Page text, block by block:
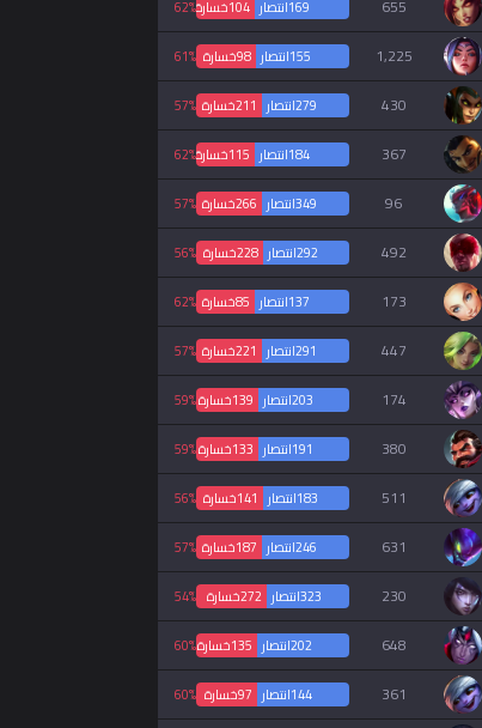
655
169انتصار 104خسارة62%
1,225
155انتصار 98خسارة 61%
430
279انتصار 211خسارة 57%
367
184انتصار 115خسارة62%
96
349انتصار 266خسارة 57%
492
292انتصار 228خسارة 56%
173
137انتصار 85خسارة 62%
447
291انتصار 221خسارة 57%
174
203انتصار 139خسارة59%
380
191انتصار 133خسارة59%
511
183انتصار 141خسارة 56%
631
246انتصار 187خسارة 57%
230
323انتصار 272خسارة 54%
648
202انتصار 135خسارة60%
361
144انتصار 97خسارة 60%